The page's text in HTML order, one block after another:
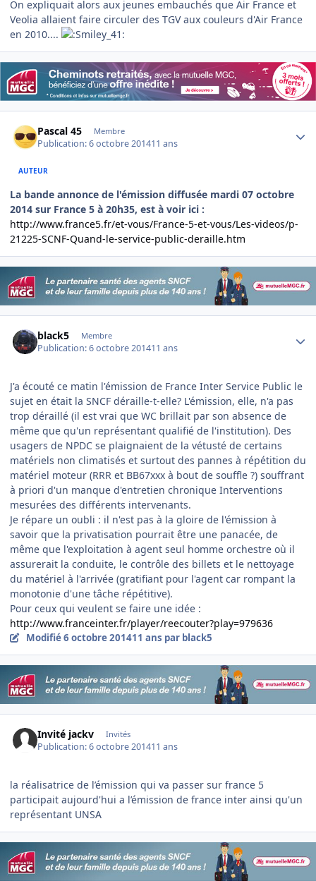
On expliquait alors aux jeunes embauchés que Air France et
Veolia allaient faire circuler des TGV aux couleurs d'Air France
en 2010....
Pascal 45 Membre
Publication:6 octobre 201411 ans
AUTEUR
La bande annonce de l'émission diffusée mardi 07 octobre
2014 sur France 5 à 20h35, est à voir ici :
http://www.france5.fr/et-vous/France-5-et-vous/Les-videos/p-
21225-SCNF-Quand-le-service-public-deraille.htm
black5 Membre
Publication:6 octobre 201411 ans
J'a écouté ce matin l'émission de France Inter Service Public le
sujet en était la SNCF déraille-t-elle? L'émission, elle, n'a pas
trop déraillé (il est vrai que WC brillait par son absence de
même que qu'un représentant qualifié de l'institution). Des
usagers de NPDC se plaignaient de la vétusté de certains
matériels non climatisés et surtout des pannes à répétition du
matériel moteur (RRR et BB67xxx à bout de souffle ?) souffrant
à priori d'un manque d'entretien chronique Interventions
mesurées des différents intervenants.
Je répare un oubli : il n'est pas à la gloire de l'émission à
savoir que la privatisation pourrait être une panacée, de
même que l'exploitation à agent seul homme orchestre où il
assurerait la conduite, le contrôle des billets et le nettoyage
du matériel à l'arrivée (gratifiant pour l'agent car rompant la
monotonie d'une tâche répétitive).
Pour ceux qui veulent se faire une idée :
http://www.franceinter.fr/player/reecouter?play=979636
Modifié6 octobre 201411 ans par black5
Invité jackv Invités
Publication:6 octobre 201411 ans
la réalisatrice de l’émission qui va passer sur france 5
participait aujourd'hui a l’émission de france inter ainsi qu'un
représentant UNSA